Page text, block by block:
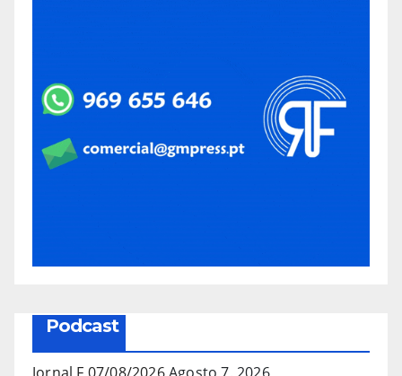
Podcast
Jornal F 07/08/2026Agosto 7, 2026